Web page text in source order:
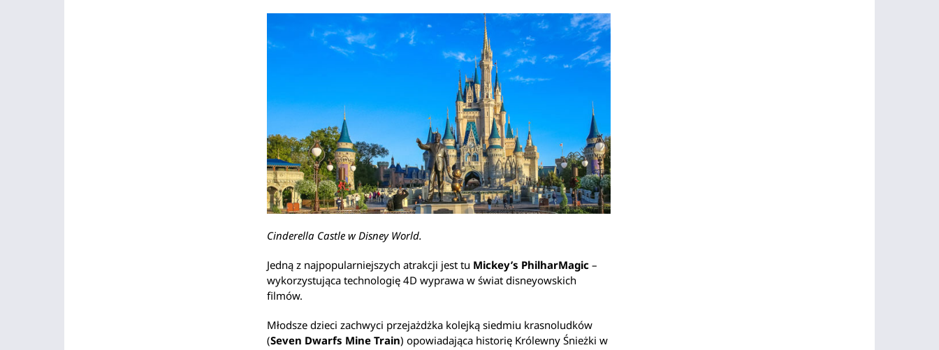
Cinderella Castle w Disney World.
Jedną z najpopularniejszych atrakcji jest tu Mickey’s PhilharMagic –
wykorzystująca technologię 4D wyprawa w świat disneyowskich
filmów.
Młodsze dzieci zachwyci przejażdżka kolejką siedmiu krasnoludków
(Seven Dwarfs Mine Train) opowiadająca historię Królewny Śnieżki w